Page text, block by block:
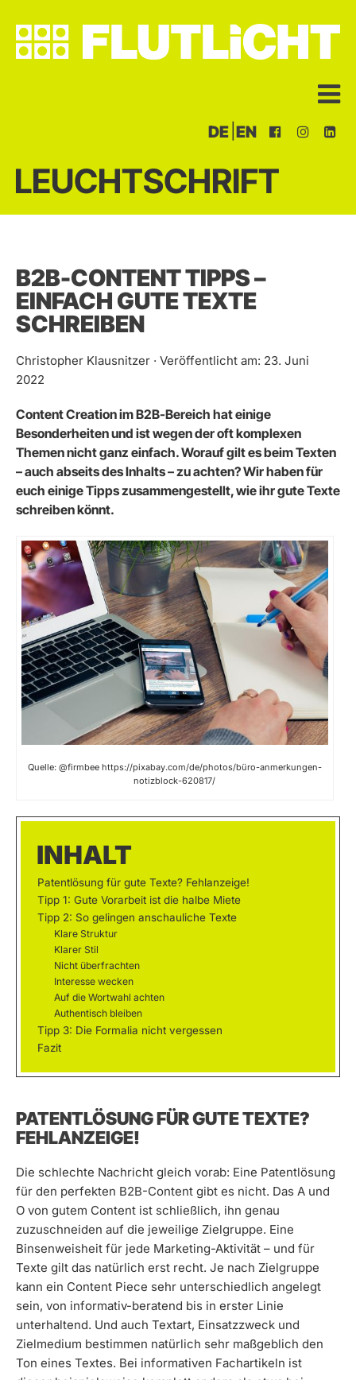
DE EN
LEUCHTSCHRIFT
B2B-CONTENT TIPPS –
EINFACH GUTE TEXTE
SCHREIBEN
Christopher Klausnitzer · Veröffentlicht am: 23. Juni
2022
Content Creation im B2B-Bereich hat einige
Besonderheiten und ist wegen der oft komplexen
Themen nicht ganz einfach. Worauf gilt es beim Texten
– auch abseits des Inhalts – zu achten? Wir haben für
euch einige Tipps zusammengestellt, wie ihr gute Texte
schreiben könnt.
Quelle: @firmbee https://pixabay.com/de/photos/büro-anmerkungen-
notizblock-620817/
INHALT
Patentlösung für gute Texte? Fehlanzeige!
Tipp 1: Gute Vorarbeit ist die halbe Miete
Tipp 2: So gelingen anschauliche Texte
Klare Struktur
Klarer Stil
Nicht überfrachten
Interesse wecken
Auf die Wortwahl achten
Authentisch bleiben
Tipp 3: Die Formalia nicht vergessen
Fazit
PATENTLÖSUNG FÜR GUTE TEXTE?
FEHLANZEIGE!
Die schlechte Nachricht gleich vorab: Eine Patentlösung
für den perfekten B2B-Content gibt es nicht. Das A und
O von gutem Content ist schließlich, ihn genau
zuzuschneiden auf die jeweilige Zielgruppe. Eine
Binsenweisheit für jede Marketing-Aktivität – und für
Texte gilt das natürlich erst recht. Je nach Zielgruppe
kann ein Content Piece sehr unterschiedlich angelegt
sein, von informativ-beratend bis in erster Linie
unterhaltend. Und auch Textart, Einsatzzweck und
Zielmedium bestimmen natürlich sehr maßgeblich den
Ton eines Textes. Bei informativen Fachartikeln ist